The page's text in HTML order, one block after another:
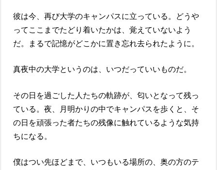
彼は今、再び大学のキャンパスに立っている。どうや
ってここまでたどり着いたかは、覚えていないよう
だ。まるで記憶がどこかに置き忘れ去られたように。
真夜中の大学というのは、いつだっていいものだ。
その日を過ごした人たちの軌跡が、匂いとなって残っ
ている。夜、月明かりの中でキャンパスを歩くと、そ
の日を頑張った者たちの残像に触れているような気持
ちになる。
僕はつい先ほどまで、いつもいる場所の、奥の方のテ